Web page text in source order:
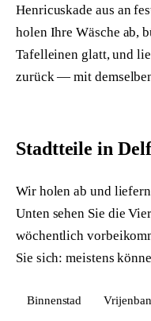
Henricuskade aus an
holen Ihre Wäsche ab,
Tafelleinen glatt, und
zurück — mit
Stadtteile in
Wir holen ab und
Unten sehen Sie die
wöchentlich
Sie sich: meistens
Binnenstad Vrijenban